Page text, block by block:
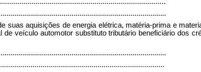
suas aquisições de energia elétrica, matéria-prima e
veículo automotor substituto tributário beneficiário dos